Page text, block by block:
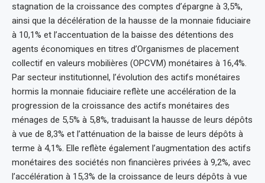
stagnation de la croissance des comptes d’épargne à 3,5%,
ainsi que la décélération de la hausse de la monnaie fiduciaire
à 10,1% et l’accentuation de la baisse des détentions des
agents économiques en titres d’Organismes de placement
collectif en valeurs mobilières (OPCVM) monétaires à 16,4%.
Par secteur institutionnel, l’évolution des actifs monétaires
hormis la monnaie fiduciaire reflète une accélération de la
progression de la croissance des actifs monétaires des
ménages de 5,5% à 5,8%, traduisant la hausse de leurs dépôts
à vue de 8,3% et l’atténuation de la baisse de leurs dépôts à
terme à 4,1%. Elle reflète également l’augmentation des actifs
monétaires des sociétés non financières privées à 9,2%, avec
l’accélération à 15,3% de la croissance de leurs dépôts à vue